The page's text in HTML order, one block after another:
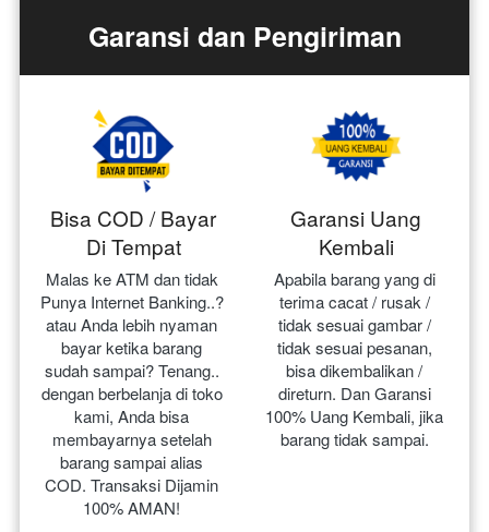
Garansi dan Pengiriman
Bisa COD / Bayar
Di Tempat
Malas ke ATM dan tidak
Punya Internet Banking..?
atau Anda lebih nyaman
bayar ketika barang
sudah sampai? Tenang..
dengan berbelanja di toko
kami, Anda bisa
membayarnya setelah
barang sampai alias
COD. Transaksi Dijamin
100% AMAN!
Garansi Uang
Kembali
Apabila barang yang di
terima cacat / rusak /
tidak sesuai gambar /
tidak sesuai pesanan,
bisa dikembalikan /
direturn. Dan Garansi
100% Uang Kembali, jika
barang tidak sampai.